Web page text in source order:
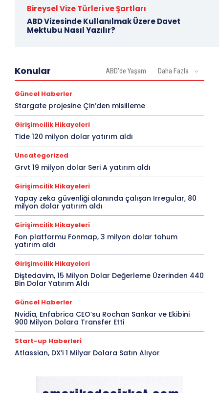
Bireysel Vize Türleri ve Şartları
ABD Vizesinde Kullanılmak Üzere Davet
Mektubu Nasıl Yazılır?
Konular ABD'de Yaşam Daha Fazla
Güncel Haberler
Stargate projesine Çin’den misilleme
Girişimcilik Hikayeleri
Tide 120 milyon dolar yatırım aldı
Uncategorized
Grvt 19 milyon dolar Seri A yatırım aldı
Girişimcilik Hikayeleri
Yapay zeka güvenliği alanında çalışan Irregular, 80
milyon dolar yatırım aldı
Girişimcilik Hikayeleri
Fon platformu Fonmap, 3 milyon dolar tohum
yatırım aldı
Girişimcilik Hikayeleri
Diştedavim, 15 Milyon Dolar Değerleme Üzerinden 440
Bin Dolar Yatırım Aldı
Güncel Haberler
Nvidia, Enfabrica CEO’su Rochan Sankar ve Ekibini
900 Milyon Dolara Transfer Etti
Start-up Haberleri
Atlassian, DX’i 1 Milyar Dolara Satın Alıyor